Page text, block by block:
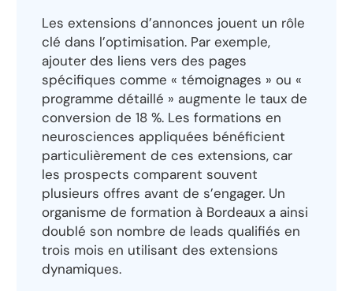
Les extensions d’annonces jouent un rôle
clé dans l’optimisation. Par exemple,
ajouter des liens vers des pages
spécifiques comme « témoignages » ou «
programme détaillé » augmente le taux de
conversion de 18 %. Les formations en
neurosciences appliquées bénéficient
particulièrement de ces extensions, car
les prospects comparent souvent
plusieurs offres avant de s’engager. Un
organisme de formation à Bordeaux a ainsi
doublé son nombre de leads qualifiés en
trois mois en utilisant des extensions
dynamiques.